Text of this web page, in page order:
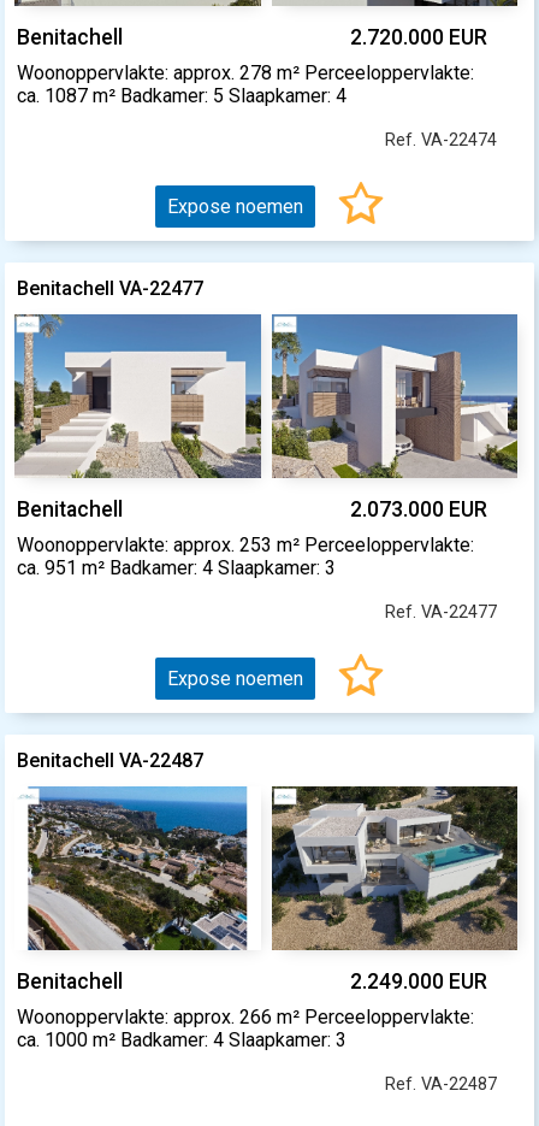
Benitachell 2.720.000 EUR
Woonoppervlakte: approx. 278 m² Perceeloppervlakte:
ca. 1087 m² Badkamer: 5 Slaapkamer: 4
Ref. VA-22474
Expose noemen
Benitachell VA-22477
Benitachell 2.073.000 EUR
Woonoppervlakte: approx. 253 m² Perceeloppervlakte:
ca. 951 m² Badkamer: 4 Slaapkamer: 3
Ref. VA-22477
Expose noemen
Benitachell VA-22487
Benitachell 2.249.000 EUR
Woonoppervlakte: approx. 266 m² Perceeloppervlakte:
ca. 1000 m² Badkamer: 4 Slaapkamer: 3
Ref. VA-22487